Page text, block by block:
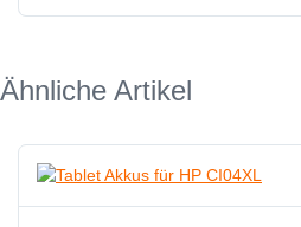
Ähnliche Artikel